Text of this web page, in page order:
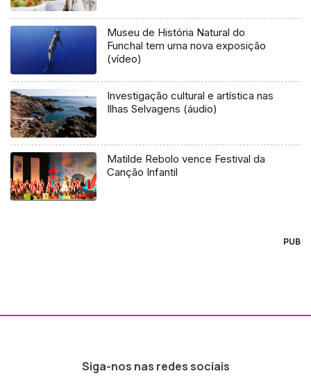
Museu de História Natural do
Funchal tem uma nova exposição
(vídeo)
Investigação cultural e artística nas
Ilhas Selvagens (áudio)
Matilde Rebolo vence Festival da
Canção Infantil
PUB
Siga-nos nas redes sociais